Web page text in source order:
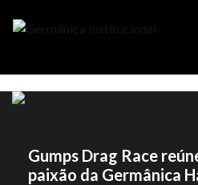
Gumps Drag Race
paixão da Germânica